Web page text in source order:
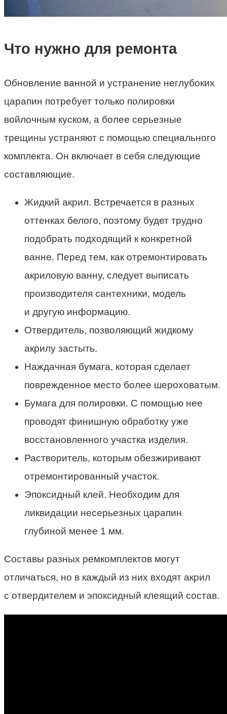
Что нужно для ремонта
Обновление ванной и устранение неглубоких
царапин потребует только полировки
войлочным куском, а более серьезные
трещины устраняют с помощью специального
комплекта. Он включает в себя следующие
составляющие.
Жидкий акрил. Встречается в разных
оттенках белого, поэтому будет трудно
подобрать подходящий к конкретной
ванне. Перед тем, как отремонтировать
акриловую ванну, следует выписать
производителя сантехники, модель
и другую информацию.
Отвердитель, позволяющий жидкому
акрилу застыть.
Наждачная бумага, которая сделает
поврежденное место более шероховатым.
Бумага для полировки. С помощью нее
проводят финишную обработку уже
восстановленного участка изделия.
Растворитель, которым обезжиривают
отремонтированный участок.
Эпоксидный клей. Необходим для
ликвидации несерьезных царапин
глубиной менее 1 мм.
Составы разных ремкомплектов могут
отличаться, но в каждый из них входят акрил
с отвердителем и эпоксидный клеящий состав.